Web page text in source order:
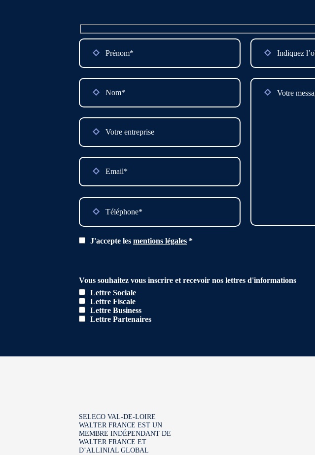
Please
field
J'accepte les mentions légales *
Vous souhaitez vous inscrire et recevoir nos lettres d'informations
Lettre Sociale
Lettre Fiscale
Lettre Business
Lettre Partenaires
SELECO VAL-DE-LOIRE
WALTER FRANCE EST UN
MEMBRE INDÉPENDANT DE
WALTER FRANCE ET
D’ALLINIAL GLOBAL